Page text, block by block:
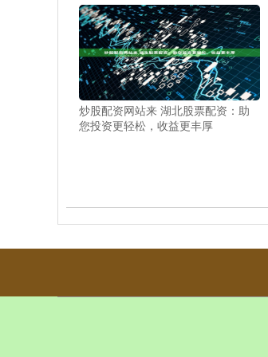
炒股配资网站来 湖北股票配资：助
您投资更轻松，收益更丰厚